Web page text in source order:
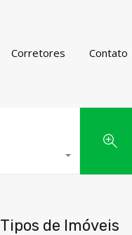
Corretores Contato
Tipos de Imóveis